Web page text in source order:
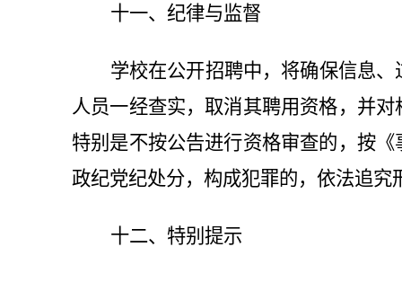
十一、纪律与监督
学校在公开招聘中，将确保信息
人员一经查实，取消其聘用资格，并
特别是不按公告进行资格审查的，按
政纪党纪处分，构成犯罪的，依法追究
十二、特别提示